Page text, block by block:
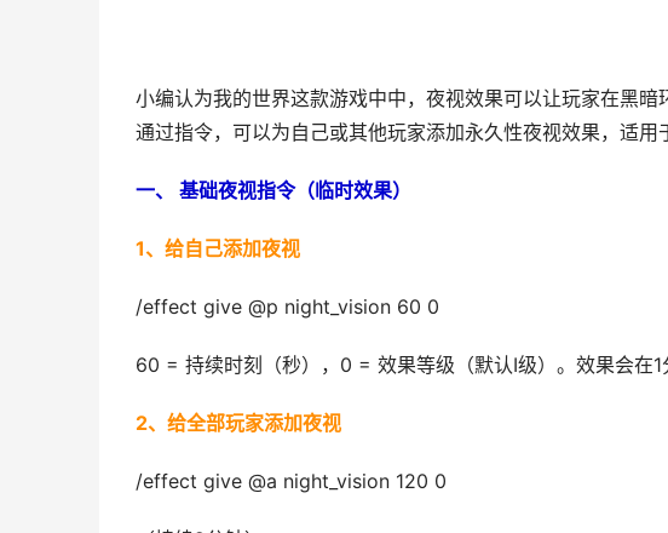
小编认为我的世界这款游戏中中，夜视效果可以让玩家在黑暗
通过指令，可以为自己或其他玩家添加永久性夜视效果，适用
一、 基础夜视指令（临时效果）
1、给自己添加夜视
/effect give @p night_vision 60 0
60 = 持续时刻（秒），0 = 效果等级（默认I级）。效果会在1
2、给全部玩家添加夜视
/effect give @a night_vision 120 0